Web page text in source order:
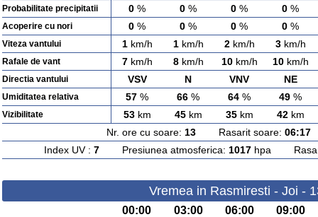
Probabilitate precipitatii 0 % 0 % 0 % 0 %
Acoperire cu nori 0 % 0 % 0 % 0 %
Viteza vantului 1km/h 1km/h 2km/h 3km/h
Rafale de vant 7km/h 8km/h 10km/h 10km/h
Directia vantului VSV N VNV NE
Umiditatea relativa 57 % 66 % 64 % 49 %
Vizibilitate 53km 45km 35km 42km
Nr. ore cu soare: 13Rasarit soare: 06:17
Index UV : 7Presiunea atmosferica: 1017hpa
Vremea in Rasmiresti - Joi -
00:00 03:00 06:00 09:00